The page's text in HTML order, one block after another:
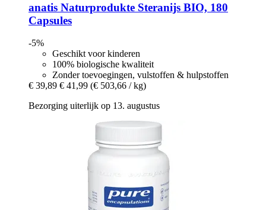
anatis Naturprodukte Steranijs BIO, 180
Capsules
-5%
Geschikt voor kinderen
100% biologische kwaliteit
Zonder toevoegingen, vulstoffen & hulpstoffen
€ 39,89 € 41,99 (€ 503,66 / kg)
Bezorging uiterlijk op 13. augustus